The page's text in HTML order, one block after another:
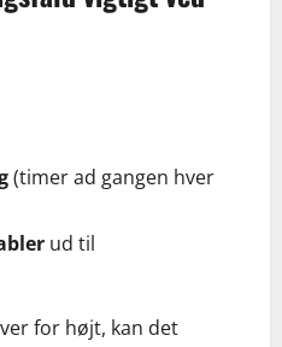
(timer ad gangen hver
ud til
for højt, kan det